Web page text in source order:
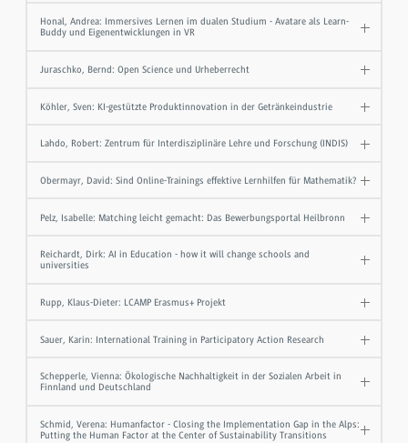
Honal, Andrea: Immersives Lernen im dualen Studium - Avatare als Learn-
Buddy und Eigenentwicklungen in VR
Juraschko, Bernd: Open Science und Urheberrecht
Köhler, Sven: KI-gestützte Produktinnovation in der Getränkeindustrie
Lahdo, Robert: Zentrum für Interdisziplinäre Lehre und Forschung (INDIS)
Obermayr, David: Sind Online-Trainings effektive Lernhilfen für Mathematik?
Pelz, Isabelle: Matching leicht gemacht: Das Bewerbungsportal Heilbronn
Reichardt, Dirk: AI in Education - how it will change schools and
universities
Rupp, Klaus-Dieter: LCAMP Erasmus+ Projekt
Sauer, Karin: International Training in Participatory Action Research
Schepperle, Vienna: Ökologische Nachhaltigkeit in der Sozialen Arbeit in
Finnland und Deutschland
Schmid, Verena: Humanfactor - Closing the Implementation Gap in the Alps:
Putting the Human Factor at the Center of Sustainability Transitions